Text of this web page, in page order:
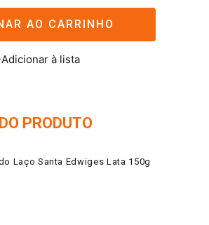
AO CARRINHO
PRODUTO
Laço Santa Edwiges Lata 150g